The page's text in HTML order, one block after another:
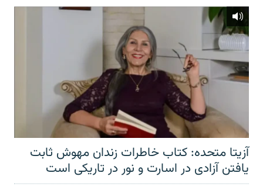
آزیتا متحده: کتاب خاطرات زندان مهوش ثابت
یافتن آزادی در اسارت و نور در تاریکی است